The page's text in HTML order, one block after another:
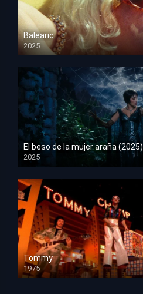
Balearic
2025
HD 1080p
El beso de la mujer araña (2025)
2025
HD 1080p
Tommy
1975
HD 1080p